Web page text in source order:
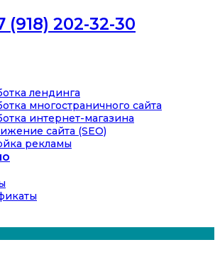
(918) 202-32-30
лендинга
многостраничного сайта
интернет-магазина
сайта (SEO)
рекламы